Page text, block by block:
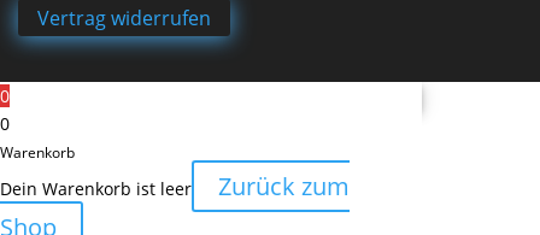
Vertrag widerrufen
0
0
Warenkorb
Dein Warenkorb ist leer
Zurück zum
Shop